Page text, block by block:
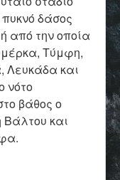
δάσος
από την οποία
Τύμφη,
Λευκάδα και
νότο
βάθος ο
και